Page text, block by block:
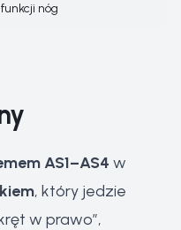
nóg
AS1–AS4 w
, który jedzie
w prawo”,